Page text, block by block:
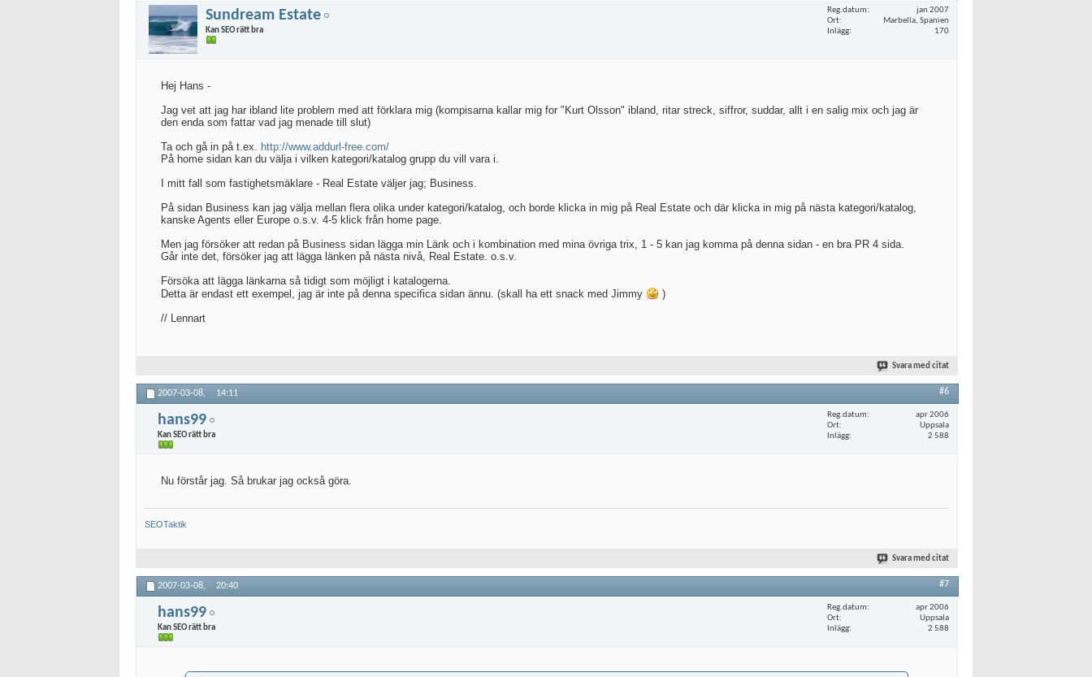
Sundream Estate
Kan SEO rätt bra
Reg.datum
jan 2007
Ort
Marbella, Spanien
Inlägg
170
Hej Hans -
Jag vet att jag har ibland lite problem med att förklara mig (kompisarna kallar mig for "Kurt Olsson" ibland, ritar streck, siffror, suddar, allt i en salig mix och jag är
den enda som fattar vad jag menade till slut)
Ta och gå in på t.ex. http://www.addurl-free.com/
På home sidan kan du välja i vilken kategori/katalog grupp du vill vara i.
I mitt fall som fastighetsmäklare - Real Estate väljer jag; Business.
På sidan Business kan jag välja mellan flera olika under kategori/katalog, och borde klicka in mig på Real Estate och där klicka in mig på nästa kategori/katalog,
kanske Agents eller Europe o.s.v. 4-5 klick från home page.
Men jag försöker att redan på Business sidan lägga min Länk och i kombination med mina övriga trix, 1 - 5 kan jag komma på denna sidan - en bra PR 4 sida.
Går inte det, försöker jag att lägga länken på nästa nivå, Real Estate. o.s.v.
Försöka att lägga länkarna så tidigt som möjligt i katalogerna.
Detta är endast ett exempel, jag är inte på denna specifica sidan ännu. (skall ha ett snack med Jimmy
)
// Lennart
Svara med citat
2007-03-08, 14:11 #6
hans99
Kan SEO rätt bra
Reg.datum
apr 2006
Ort
Uppsala
Inlägg
2 588
Nu förstår jag. Så brukar jag också göra.
SEOTaktik
Svara med citat
2007-03-08, 20:40 #7
hans99
Kan SEO rätt bra
Reg.datum
apr 2006
Ort
Uppsala
Inlägg
2 588